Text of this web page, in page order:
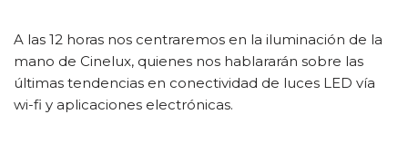
A las 12 horas nos centraremos en la iluminación de la
mano de Cinelux, quienes nos hablararán sobre las
últimas tendencias en conectividad de luces LED vía
wi-fi y aplicaciones electrónicas.